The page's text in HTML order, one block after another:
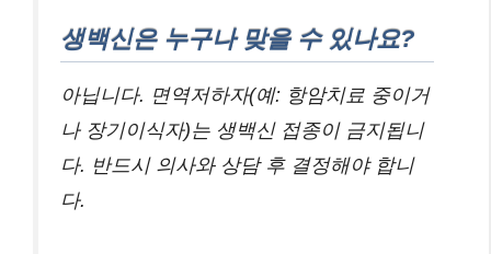
생백신은 누구나 맞을 수 있나요?
아닙니다. 면역저하자(예: 항암치료 중이거
나 장기이식자)는 생백신 접종이 금지됩니
다. 반드시 의사와 상담 후 결정해야 합니
다.